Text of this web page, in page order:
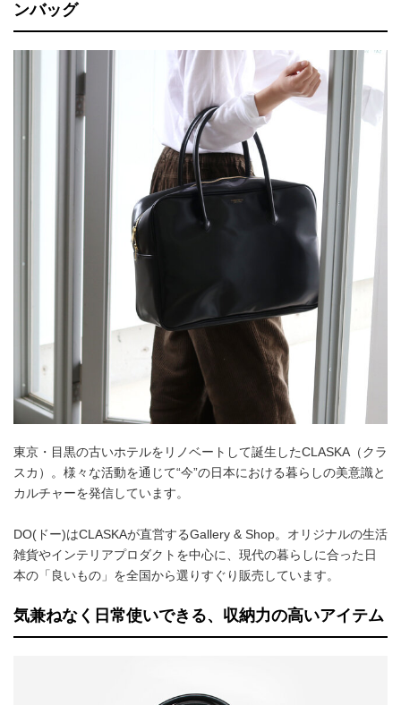
ンバッグ
東京・目黒の古いホテルをリノベートして誕生したCLASKA（クラ
スカ）。様々な活動を通じて“今”の日本における暮らしの美意識と
カルチャーを発信しています。
DO(ドー)はCLASKAが直営するGallery & Shop。オリジナルの生活
雑貨やインテリアプロダクトを中心に、現代の暮らしに合った日
本の「良いもの」を全国から選りすぐり販売しています。
気兼ねなく日常使いできる、収納力の高いアイテム